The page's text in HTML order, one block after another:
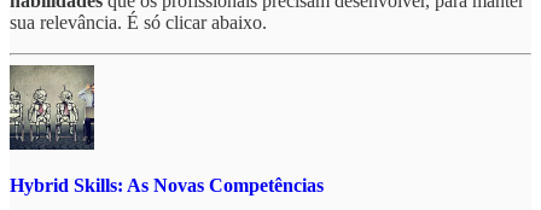
sua relevância. É só clicar abaixo.
Hybrid Skills: As Novas Competências